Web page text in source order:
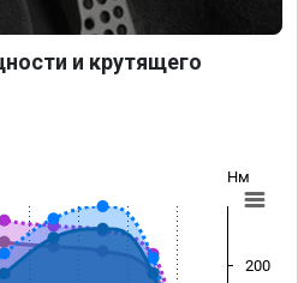
и крутящего
Нм
200